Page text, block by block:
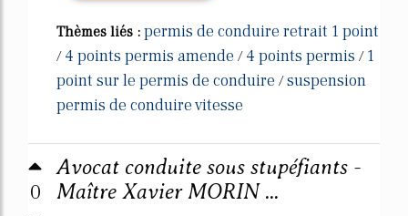
Thèmes liés : permis de conduire retrait 1 point
/ 4 points permis amende / 4 points permis / 1
point sur le permis de conduire /suspension
permis de conduire vitesse
0
Avocat conduite sous stupéfiants -
Maître Xavier MORIN ...